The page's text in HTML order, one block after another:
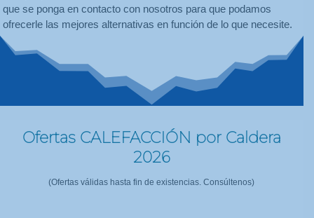
que se ponga en contacto con nosotros para que podamos
ofrecerle las mejores alternativas en función de lo que necesite.
Ofertas CALEFACCIÓN por Caldera
2026
(Ofertas válidas hasta fin de existencias. Consúltenos)